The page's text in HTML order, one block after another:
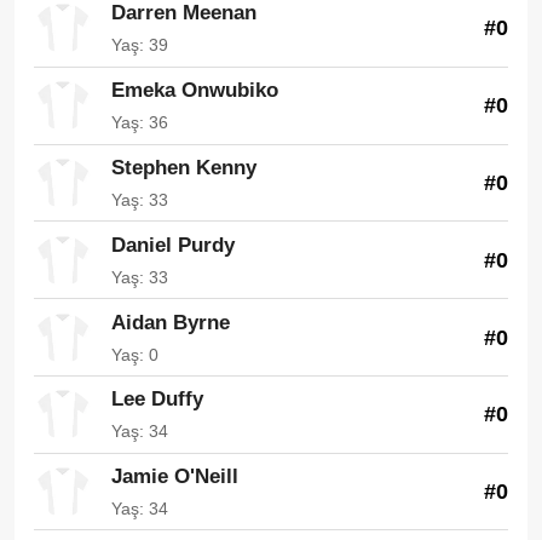
Darren Meenan
Yaş: 39
#0
Emeka Onwubiko
Yaş: 36
#0
Stephen Kenny
Yaş: 33
#0
Daniel Purdy
Yaş: 33
#0
Aidan Byrne
Yaş: 0
#0
Lee Duffy
Yaş: 34
#0
Jamie O'Neill
Yaş: 34
#0